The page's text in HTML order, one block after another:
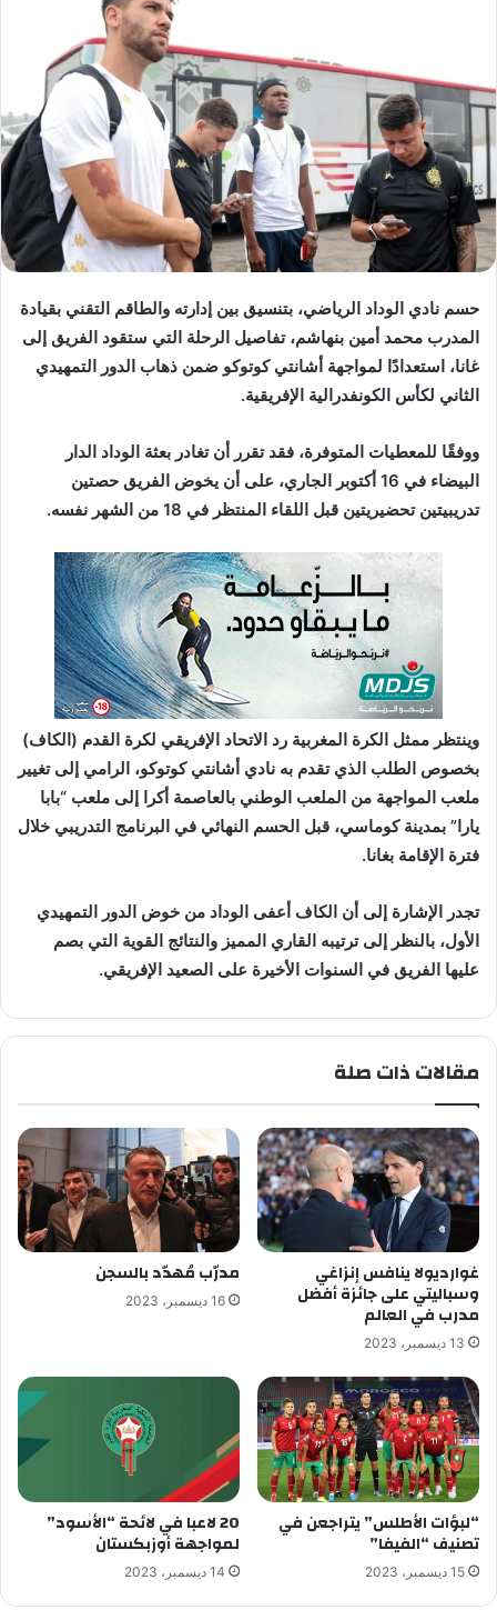
ر
ي
د
ا
ل
ك
و
ي
ا
حسم نادي الوداد الرياضي، بتنسيق بين إدارته والطاقم التقني بقيادة
المدرب محمد أمين بنهاشم، تفاصيل الرحلة التي ستقود الفريق إلى
غانا، استعدادًا لمواجهة أشانتي كوتوكو ضمن ذهاب الدور التمهيدي
الثاني لكأس الكونفدرالية الإفريقية.
ووفقًا للمعطيات المتوفرة، فقد تقرر أنتغادر بعثة الوداد الدار
البيضاء في 16 أكتوبر الجاري
، على أن يخوض الفريق حصتين
تدريبيتين تحضيريتين قبل اللقاء المنتظر في 18 من الشهر نفسه .
وينتظر ممثل الكرة المغربية رد الاتحاد الإفريقي لكرة القدم (الكاف)
بخصوص الطلب الذي تقدم به نادي أشانتي كوتوكو، الرامي إلىتغيير
ملعب المواجهة من الملعب الوطني بالعاصمة أكرا إلى ملعب “بابا
يارا” بمدينة كوماسي، قبل الحسم النهائي في البرنامج التدريبي خلال
فترة الإقامة بغانا.
تجدر الإشارة إلى أن الكاف أعفى الوداد من خوض الدور التمهيدي
الأول، بالنظر إلىترتيبه القاري المميز والنتائج القوية التي بصم
عليها الفريق في السنوات الأخيرة على الصعيد الإفريقي.
مقالات ذات صلة
غوارديولا ينافس إنزاغي
وسباليتي على جائزة أفضل
مدرب في العالم
13 ديسمبر، 2023
مدرّب مُهدّد بالسجن
16 ديسمبر، 2023
“لبؤات الأطلس” يتراجعن في
تصنيف “الفيفا”
15 ديسمبر، 2023
20 لاعبا في لائحة “الأسود”
لمواجهة أوزبكستان
14 ديسمبر، 2023